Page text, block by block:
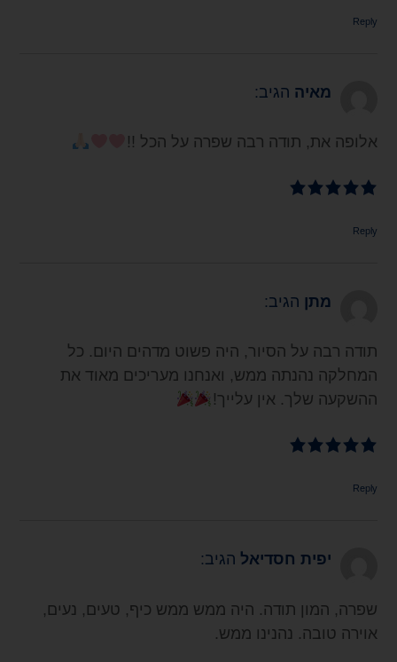
Reply
מאיה הגיב:
אלופה את, תודה רבה שפרה על הכל !!
Reply
מתן הגיב:
תודה רבה על הסיור, היה פשוט מדהים היום. כל
המחלקה נהנתה ממש, ואנחנו מעריכים מאוד את
ההשקעה שלך. אין עלייך!
Reply
יפית חסדיאל הגיב:
שפרה, המון תודה. היה ממש ממש כיף, טעים, נעים,
אוירה טובה. נהנינו ממש.